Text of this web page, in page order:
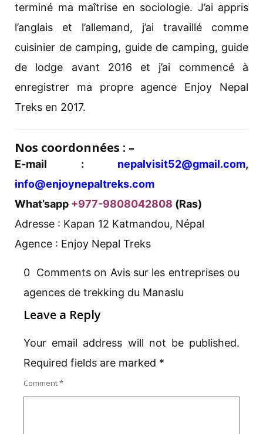
terminé ma maîtrise en sociologie. J’ai appris
l’anglais et l’allemand, j’ai travaillé comme
cuisinier de camping, guide de camping, guide
de lodge avant 2016 et j’ai commencé à
enregistrer ma propre agence Enjoy Nepal
Treks en 2017.
Nos coordonnées : –
E-mail : nepalvisit52@gmail.com,
info@enjoynepaltreks.com
What’sapp +977-9808042808 (Ras)
Adresse : Kapan 12 Katmandou, Népal
Agence : Enjoy Nepal Treks
0 Comments on Avis sur les entreprises ou
agences de trekking du Manaslu
Leave a Reply
Your email address will not be published.
Required fields are marked *
Comment*